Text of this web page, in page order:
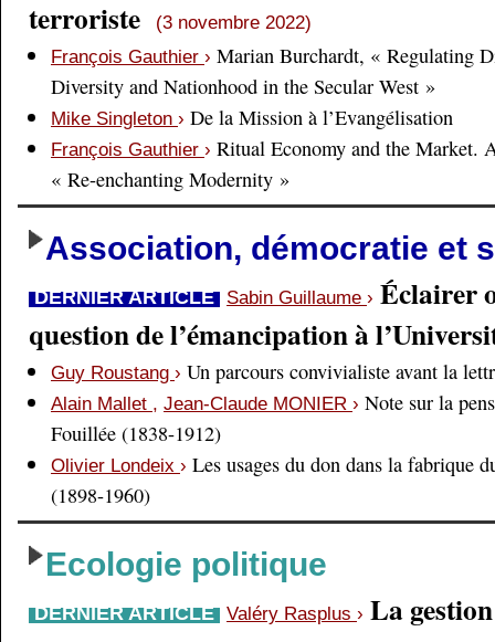
terroriste
(3 novembre 2022)
François Gauthier › Marian Burchardt, « Regulating
Diversity and Nationhood in the Secular West »
Mike Singleton › De la Mission à l’Evangélisation
François Gauthier › Ritual Economy and the Market.
« Re-enchanting Modernity »
Association, démocratie et
DERNIER ARTICLE Sabin Guillaume › Éclairer
question de l’émancipation à
Guy Roustang › Un parcours convivialiste avant la
Alain Mallet , Jean-Claude MONIER › Note sur la
Fouillée (1838-1912)
Olivier Londeix › Les usages du don dans la fabrique
(1898-1960)
Ecologie politique
DERNIER ARTICLE Valéry Rasplus › La